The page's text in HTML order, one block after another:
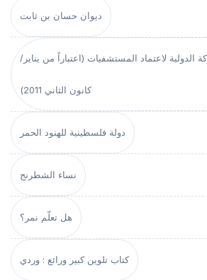
ديوان حسان بن ثابت
الدولية لاعتماد المستشفيات (اعتباراً من يناير/
كانون الثاني 2011)
دولة فلسطينية للهنود الحمر
نساء الشطرنج
هل تعلّم نمر؟
كتاب تلوين كبير ورائع : وردي